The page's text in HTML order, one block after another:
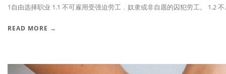
1自由选择职业 1.1 不可雇用受强迫劳工﹐奴隶或非自愿的囚犯劳工。 1.2 不
READ MORE →